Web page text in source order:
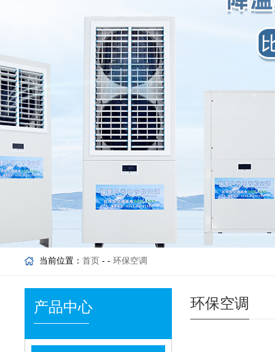
当前位置： 首页 - - 环保空调
产品中心 环保空调